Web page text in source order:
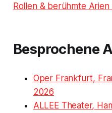
Rollen & berühmte
Besprochene
Oper Frankfurt,
2026
ALLEE Theater,